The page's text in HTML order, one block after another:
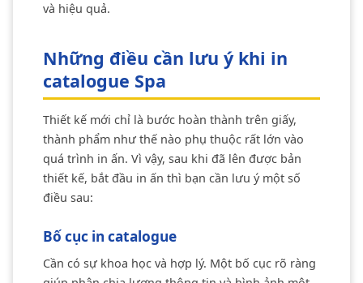
và hiệu quả.
Những điều cần lưu ý khi in
catalogue Spa
Thiết kế mới chỉ là bước hoàn thành trên giấy,
thành phẩm như thế nào phụ thuộc rất lớn vào
quá trình in ấn. Vì vậy, sau khi đã lên được bản
thiết kế, bắt đầu in ấn thì bạn cần lưu ý một số
điều sau:
Bố cục in catalogue
Cần có sự khoa học và hợp lý. Một bố cục rõ ràng